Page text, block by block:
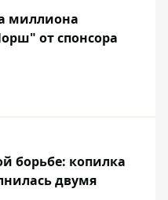
миллиона
от спонсора
борьбе: копилка
двумя